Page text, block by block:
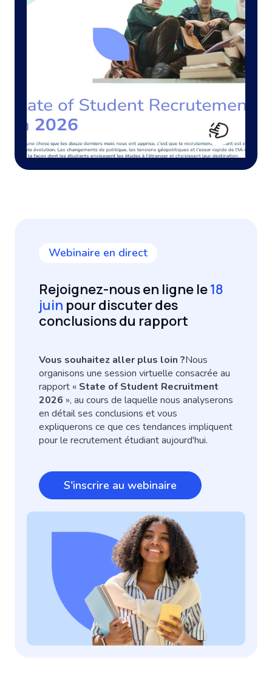
Webinaire en direct
Rejoignez-nous en ligne le18
juin pour discuter des
conclusions du rapport
Vous souhaitez aller plus loin ?Nous
organisons une session virtuelle consacrée au
rapport « State of Student Recruitment
2026 », au cours de laquelle nous analyserons
en détail ses conclusions et vous
expliquerons ce que ces tendances impliquent
pour le recrutement étudiant aujourd'hui.
S'inscrire au webinaire